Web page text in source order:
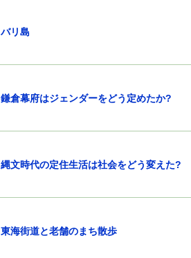
バリ島
鎌倉幕府はジェンダーをどう定めたか?
縄文時代の定住生活は社会をどう変えた?
東海街道と老舗のまち散歩